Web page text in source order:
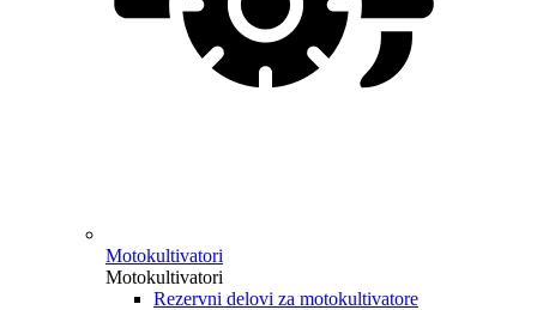
Motokultivatori
Motokultivatori
Rezervni delovi za motokultivatore